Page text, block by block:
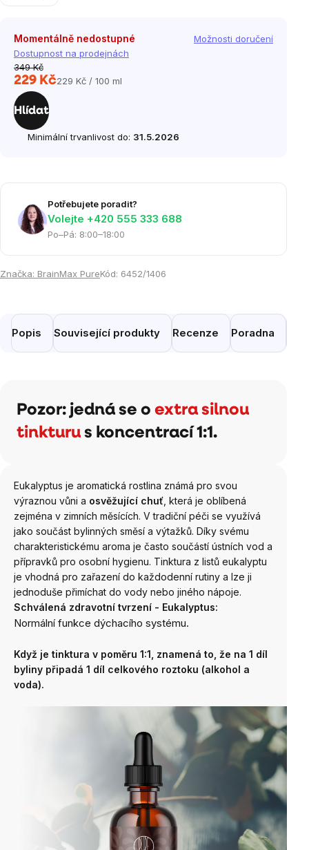
Momentálně nedostupné
Dostupnost na prodejnách
Možnosti doručení
349 Kč
229 KčMěrná
229 Kč / 100 ml
Hlídat
Minimální trvanlivost do: 31.5.2026
Potřebujete poradit?
Volejte ‭+420 555 333 688
Po–Pá: 8:00–18:00
Značka: BrainMax PureKód: 6452/1406
Popis Související produkty Recenze Poradna
Pozor: jedná se o extra silnou
tinkturu s koncentrací 1:1.
Eukalyptus je aromatická rostlina známá pro svou
výraznou vůni a osvěžující chuť , která je oblíbená
zejména v zimních měsících. V tradiční péči se využívá
jako součást bylinných směsí a výtažků. Díky svému
charakteristickému aroma je často součástí ústních vod a
přípravků pro osobní hygienu. Tinktura z listů eukalyptu
je vhodná pro zařazení do každodenní rutiny a lze ji
jednoduše přimíchat do vody nebo jiného nápoje.
Schválená zdravotní tvrzení - Eukalyptus:
Normální funkce dýchacího systému.
Když je tinktura v poměru 1:1, znamená to, že na 1 díl
byliny připadá 1 díl celkového roztoku (alkohol a
voda).